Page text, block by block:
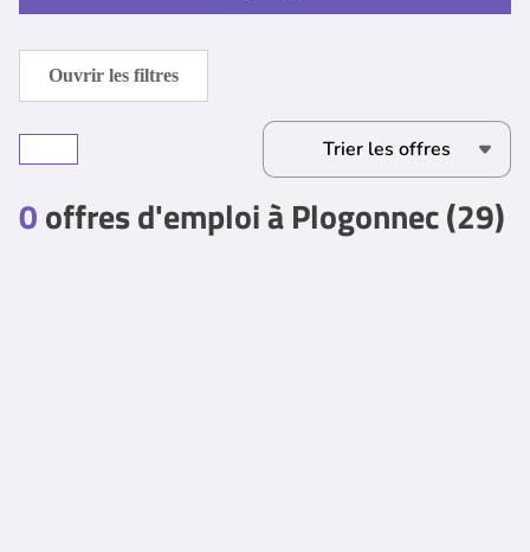
0offres d'emploi à Plogonnec (29)
Ouvrir les filtres